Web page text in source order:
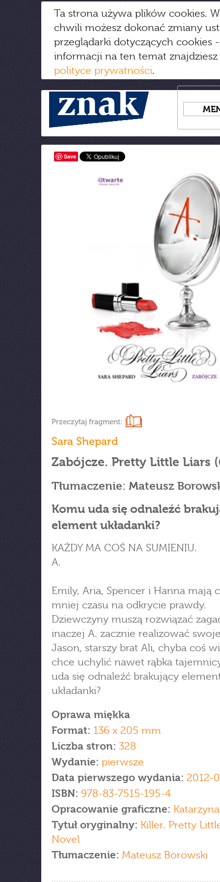
Ta strona używa plików cookies.
chwili możesz dokonać zmiany
przeglądarki dotyczących cookies
informacji na ten temat
polityce prywatności.
Save
Przeczytaj fragment:
Sara Shepard
Zabójcze. Pretty Little Liars
Tłumaczenie: Mateusz
Komu uda się odnaleźć
element układanki?
KAŻDY MA COŚ NA SUMIENIU.
A.
Emily, Aria, Spencer i Hanna mają
mniej czasu na odkrycie prawdy.
Dziewczyny muszą rozwiązać
inaczej A. zacznie realizować
Jason, starszy brat Ali, chyba coś
chce uchylić nawet rąbka
uda się odnaleźć brakujący
układanki?
Oprawa miękka
Format: 136 x 205 mm
Liczba stron: 328
Wydanie: pierwsze
Data pierwszego wydania: 2012-
ISBN: 978-83-7515-195-4
Opracowanie graficzne:
Tytuł oryginalny: Killer. Pretty
Novel
Tłumaczenie: Mateusz Borowski